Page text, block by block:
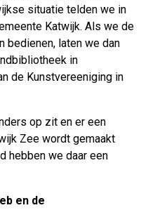
situatie telden we in
Katwijk. Als we de
bedienen, laten we dan
in
de Kunstvereeniging in
op zit en er een
Zee wordt gemaakt
hebben we daar een
en de